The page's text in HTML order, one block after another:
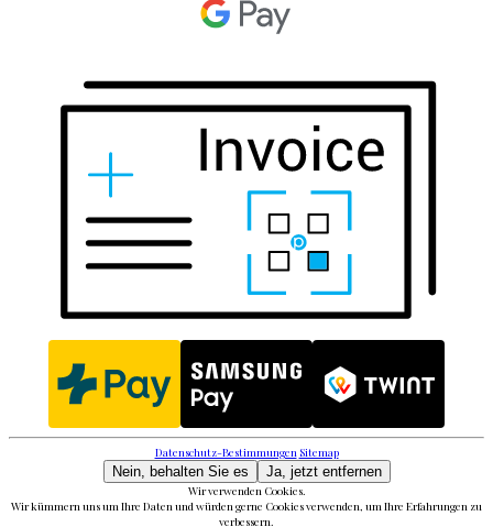
Datenschutz-Bestimmungen Sitemap
Nein, behalten Sie es Ja, jetzt entfernen
Wir verwenden Cookies.
Wir kümmern uns um Ihre Daten und würden gerne Cookies verwenden, um Ihre Erfahrungen zu
verbessern.